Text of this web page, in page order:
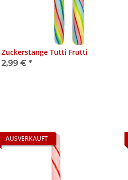
Zuckerstange Tutti Frutti
2,99 € *
AUSVERKAUFT